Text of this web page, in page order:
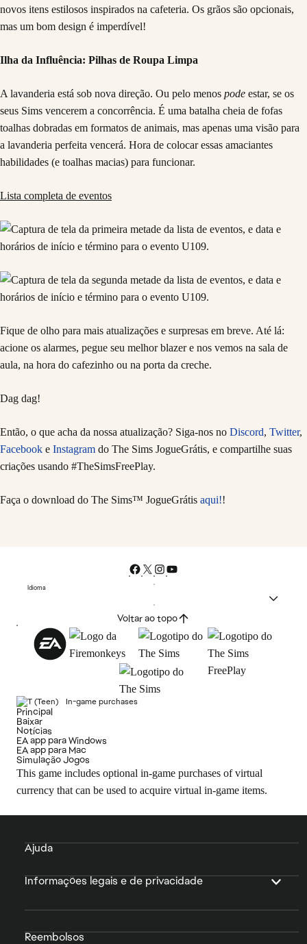
novos itens estilosos inspirados na cafeteria. Os grãos são opcionais,
mas um bom design é imperdível!
Ilha da Influência: Pilhas de Roupa Limpa
A lavanderia está sob nova direção. Ou pelo menos pode estar, se os
seus Sims vencerem a concorrência. É uma batalha cheia de fofas
toalhas dobradas em formatos de animais, mas apenas uma visão para
a lavanderia perfeita vencerá. Hora de colocar essas amaciantes
habilidades (e toalhas macias) para funcionar.
Lista completa de eventos
Fique de olho para mais atualizações e surpresas em breve. Até lá:
acione os alarmes, pegue seu melhor blazer e nos vemos na sala de
aula, na hora do cafezinho ou na porta da creche.
Dag dag!
Então, o que acha da nossa atualização? Siga-nos no Discord, Twitter,
Facebook e Instagram do The Sims JogueGrátis, e compartilhe suas
criações usando #TheSimsFreePlay.
Faça o download do The Sims™ JogueGrátis aqui!!
Idioma
Voltar ao topo
In-game purchases
Principal
Baixar
Notícias
EA app para Windows
EA app para Mac
Simulação Jogos
This game includes optional in-game purchases of virtual
currency that can be used to acquire virtual in-game items.
Ajuda
Informações legais e de privacidade
Reembolsos